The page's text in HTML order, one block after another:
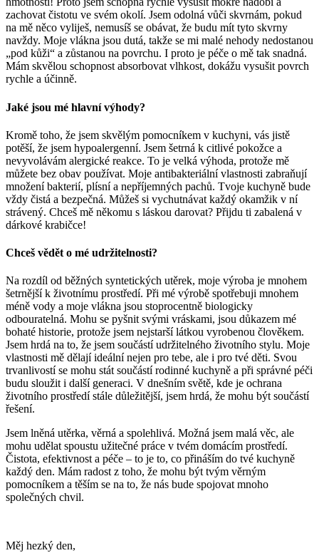
zachovat čistotu ve svém okolí. Jsem odolná vůči skvrnám, pokud
na mě něco vyliješ, nemusíš se obávat, že budu mít tyto skvrny
navždy. Moje vlákna jsou dutá, takže se mi malé nehody nedostanou
„pod kůži“ a zůstanou na povrchu. I proto je péče o mě tak snadná.
Mám skvělou schopnost absorbovat vlhkost, dokážu vysušit povrch
rychle a účinně.
Jaké jsou mé hlavní výhody?
Kromě toho, že jsem skvělým pomocníkem v kuchyni, vás jistě
potěší, že jsem hypoalergenní. Jsem šetrná k citlivé pokožce a
nevyvolávám alergické reakce. To je velká výhoda, protože mě
můžete bez obav používat. Moje antibakteriální vlastnosti zabraňují
množení bakterií, plísní a nepříjemných pachů. Tvoje kuchyně bude
vždy čistá a bezpečná. Můžeš si vychutnávat každý okamžik v ní
strávený. Chceš mě někomu s láskou darovat? Přijdu ti zabalená v
dárkové krabičce!
Chceš vědět o mé udržitelnosti?
Na rozdíl od běžných syntetických utěrek, moje výroba je mnohem
šetrnější k životnímu prostředí. Při mé výrobě spotřebuji mnohem
méně vody a moje vlákna jsou stoprocentně biologicky
odbouratelná. Mohu se pyšnit svými vráskami, jsou důkazem mé
bohaté historie, protože jsem nejstarší látkou vyrobenou člověkem.
Jsem hrdá na to, že jsem součástí udržitelného životního stylu. Moje
vlastnosti mě dělají ideální nejen pro tebe, ale i pro tvé děti. Svou
trvanlivostí se mohu stát součástí rodinné kuchyně a při správné péči
budu sloužit i další generaci. V dnešním světě, kde je ochrana
životního prostředí stále důležitější, jsem hrdá, že mohu být součástí
řešení.
Jsem lněná utěrka, věrná a spolehlivá. Možná jsem malá věc, ale
mohu udělat spoustu užitečné práce v tvém domácím prostředí.
Čistota, efektivnost a péče – to je to, co přináším do tvé kuchyně
každý den. Mám radost z toho, že mohu být tvým věrným
pomocníkem a těším se na to, že nás bude spojovat mnoho
společných chvil.
Měj hezký den,